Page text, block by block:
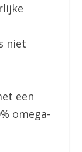
niet
een
omega-